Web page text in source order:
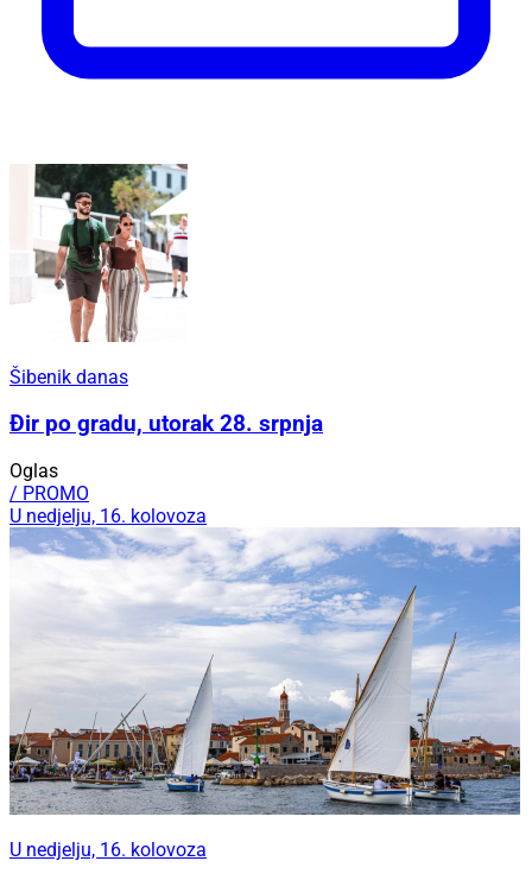
Šibenik danas
Đir po gradu, utorak 28. srpnja
Oglas
/ PROMO
U nedjelju, 16. kolovoza
U nedjelju, 16. kolovoza